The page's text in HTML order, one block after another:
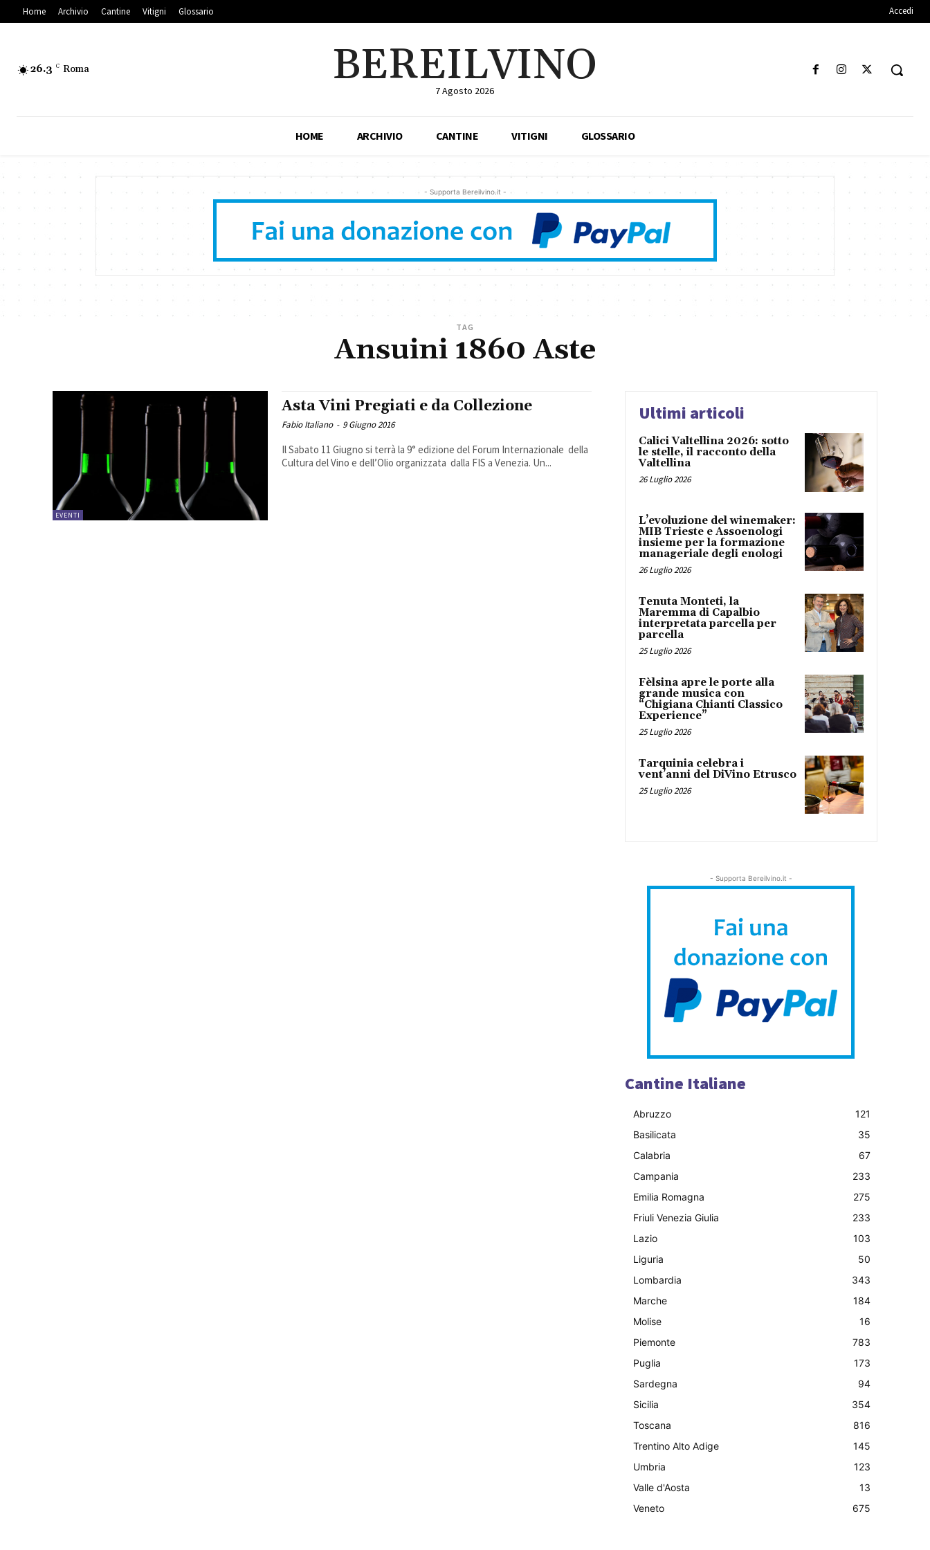
Home Archivio Cantine Vitigni Glossario Accedi
26.3 C Roma BEREILVINO
7 Agosto 2026
HOME ARCHIVIO CANTINE VITIGNI GLOSSARIO
- Supporta Bereilvino.it -
TAG
Ansuini 1860 Aste
EVENTI
Asta Vini Pregiati e da Collezione
Fabio Italiano - 9 Giugno 2016
Il Sabato 11 Giugno si terrà la 9° edizione del Forum Internazionale della
Cultura del Vino e dell’Olio organizzata dalla FIS a Venezia. Un...
Ultimi articoli
Calici Valtellina 2026: sotto
le stelle, il racconto della
Valtellina
26 Luglio 2026
L’evoluzione del winemaker:
MIB Trieste e Assoenologi
insieme per la formazione
manageriale degli enologi
26 Luglio 2026
Tenuta Monteti, la
Maremma di Capalbio
interpretata parcella per
parcella
25 Luglio 2026
Fèlsina apre le porte alla
grande musica con
“Chigiana Chianti Classico
Experience”
25 Luglio 2026
Tarquinia celebra i
vent’anni del DiVino Etrusco
25 Luglio 2026
- Supporta Bereilvino.it -
Cantine Italiane
Abruzzo
121
Basilicata
35
Calabria
67
Campania
233
Emilia Romagna
275
Friuli Venezia Giulia
233
Lazio
103
Liguria
50
Lombardia
343
Marche
184
Molise
16
Piemonte
783
Puglia
173
Sardegna
94
Sicilia
354
Toscana
816
Trentino Alto Adige
145
Umbria
123
Valle d'Aosta
13
Veneto
675